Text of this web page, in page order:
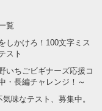
覧
しかけろ！100文字ミス
スト
いちごビギナーズ応援コ
・長編チャレンジ！～
味なテスト、募集中。